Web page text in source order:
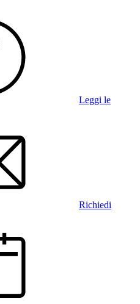
Leggi le
Richiedi